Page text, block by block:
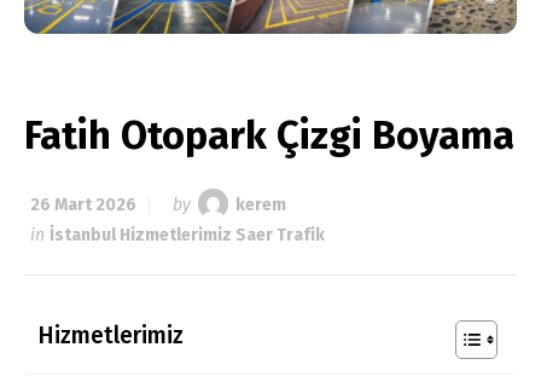
Fatih Otopark Çizgi Boyama
26 Mart 2026 by
kerem
in İstanbul Hizmetlerimiz Saer Trafik
Hizmetlerimiz